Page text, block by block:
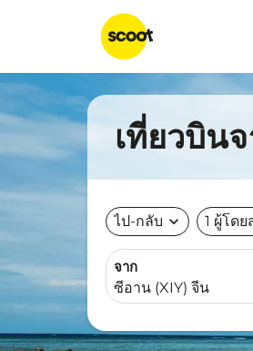
เที่ยวบิน
ไป-กลับ expand_more 1 ผู้โด
จาก